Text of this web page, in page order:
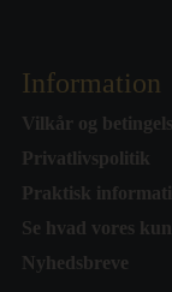
Information
Vilkår og
Privatlivspolitik
Praktisk
Se hvad vores
Nyhedsbreve